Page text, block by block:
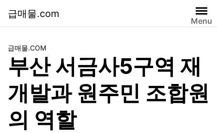
급매물.com
Menu
급매물.COM
부산 서금사5구역 재
개발과 원주민 조합원
의 역할